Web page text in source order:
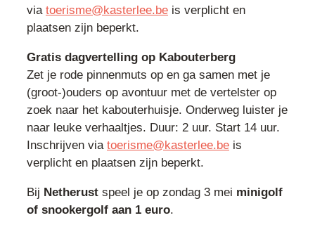
via toerisme@kasterlee.be is verplicht en
plaatsen zijn beperkt.
Gratis dagvertelling op Kabouterberg
Zet je rode pinnenmuts op en ga samen met je
(groot-)ouders op avontuur met de vertelster op
zoek naar het kabouterhuisje. Onderweg luister je
naar leuke verhaaltjes. Duur: 2 uur. Start 14 uur.
Inschrijven via toerisme@kasterlee.be is
verplicht en plaatsen zijn beperkt.
Bij Netherust speel je op zondag 3 mei minigolf
of snookergolf aan 1 euro.